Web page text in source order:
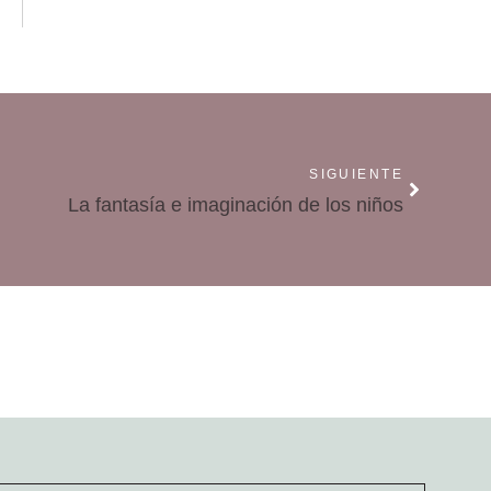
SIGUIENTE
La fantasía e imaginación de los niños